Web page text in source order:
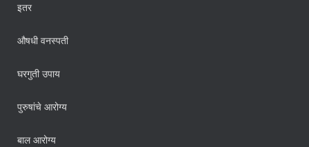
इतर
औषधी वनस्पती
घरगुती उपाय
पुरुषांचे आरोग्य
बाल आरोग्य